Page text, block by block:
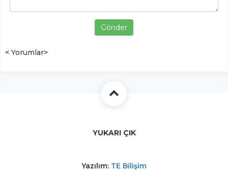
Gönder
< Yorumlar>
YUKARI ÇIK
Yazılım: TE Bilişim